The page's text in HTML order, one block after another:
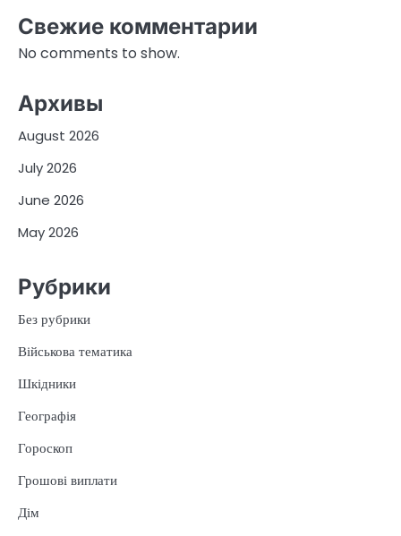
Свежие комментарии
No comments to show.
Архивы
August 2026
July 2026
June 2026
May 2026
Рубрики
Без рубрики
Військова тематика
Шкідники
Географія
Гороскоп
Грошові виплати
Дім